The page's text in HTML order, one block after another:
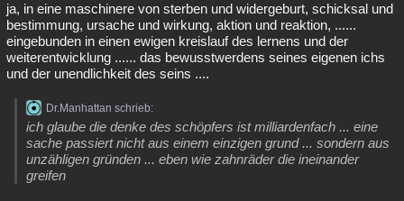
ja, in eine maschinere von sterben und widergeburt, schicksal und
bestimmung, ursache und wirkung, aktion und reaktion, ......
eingebunden in einen ewigen kreislauf des lernens und der
weiterentwicklung ...... das bewusstwerdens seines eigenen ichs
und der unendlichkeit des seins ....
Dr.Manhattan schrieb:
ich glaube die denke des schöpfers ist milliardenfach ... eine
sache passiert nicht aus einem einzigen grund ... sondern aus
unzähligen gründen ... eben wie zahnräder die ineinander
greifen